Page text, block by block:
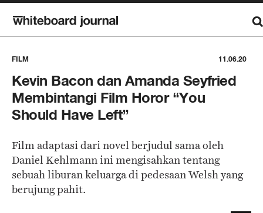
FILM 11.06.20
Kevin Bacon dan Amanda Seyfried
Membintangi Film Horor “You
Should Have Left”
Film adaptasi dari novel berjudul sama oleh
Daniel Kehlmann ini mengisahkan tentang
sebuah liburan keluarga di pedesaan Welsh yang
berujung pahit.